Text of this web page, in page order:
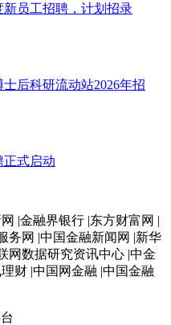
新员工招聘，计划招录
后科研流动站2026年招
正式启动
|金融界银行 |东方财富网 |
务网 |中国金融新闻网 |新华
网数据研究资讯中心 |中金
财 |中国网金融 |中国金融